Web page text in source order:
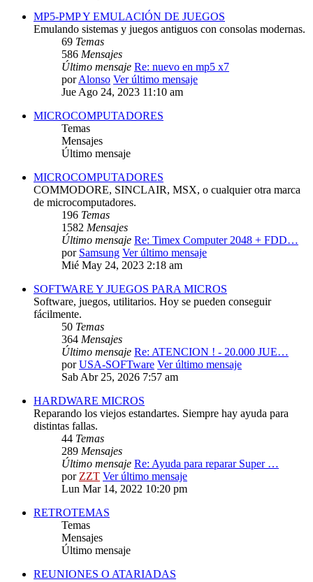
MP5-PMP Y EMULACIÓN DE JUEGOS
Emulando sistemas y juegos antiguos con consolas modernas.
69 Temas
586 Mensajes
Último mensaje Re: nuevo en mp5 x7
porAlonso Ver último mensaje
Jue Ago 24, 2023 11:10 am
MICROCOMPUTADORES
Temas
Mensajes
Último mensaje
MICROCOMPUTADORES
COMMODORE, SINCLAIR, MSX, o cualquier otra marca
de microcomputadores.
196 Temas
1582 Mensajes
Último mensaje Re: Timex Computer 2048 + FDD…
por Samsung Ver último mensaje
Mié May 24, 2023 2:18 am
SOFTWARE Y JUEGOS PARA MICROS
Software, juegos, utilitarios. Hoy se pueden conseguir
fácilmente.
50 Temas
364 Mensajes
Último mensaje Re: ATENCION ! - 20.000 JUE…
porUSA-SOFTware Ver último mensaje
Sab Abr 25, 2026 7:57 am
HARDWARE MICROS
Reparando los viejos estandartes. Siempre hay ayuda para
distintas fallas.
44 Temas
289 Mensajes
Último mensaje Re: Ayuda para reparar Super …
porZZT Ver último mensaje
Lun Mar 14, 2022 10:20 pm
RETROTEMAS
Temas
Mensajes
Último mensaje
REUNIONES O ATARIADAS